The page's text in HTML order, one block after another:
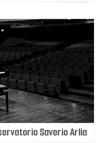
Saverio Arlia